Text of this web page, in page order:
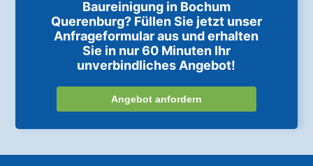
Baureinigung in Bochum
Querenburg? Füllen Sie jetzt unser
Anfrageformular aus und erhalten
Sie in nur 60 Minuten Ihr
unverbindliches Angebot!
Angebot anfordern